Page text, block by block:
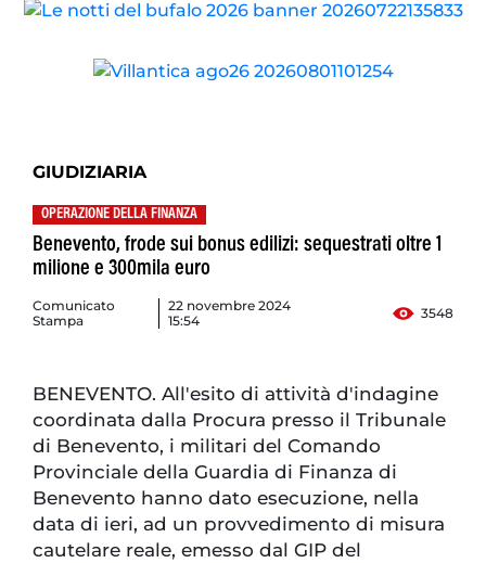
GIUDIZIARIA
OPERAZIONE DELLA FINANZA
Benevento, frode sui bonus edilizi: sequestrati oltre 1
milione e 300mila euro
Comunicato
Stampa
22 novembre 2024
15:54
3548
BENEVENTO. All'esito di attività d'indagine
coordinata dalla Procura presso il Tribunale
di Benevento, i militari del Comando
Provinciale della Guardia di Finanza di
Benevento hanno dato esecuzione, nella
data di ieri, ad un provvedimento di misura
cautelare reale, emesso dal GIP del